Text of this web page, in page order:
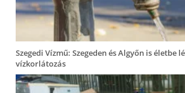
Szegedi Vízmű: Szegeden és Algyőn is életbe
vízkorlátozás